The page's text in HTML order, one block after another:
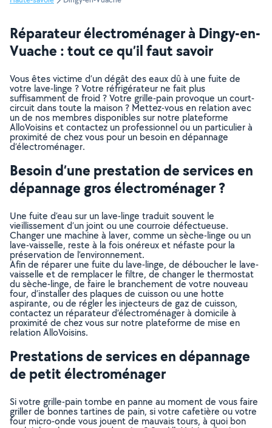
Réparateur électroménager à Dingy-en-
Vuache : tout ce qu’il faut savoir
Vous êtes victime d’un dégât des eaux dû à une fuite de
votre lave-linge ? Votre réfrigérateur ne fait plus
suffisamment de froid ? Votre grille-pain provoque un court-
circuit dans toute la maison ? Mettez-vous en relation avec
un de nos membres disponibles sur notre plateforme
AlloVoisins et contactez un professionnel ou un particulier à
proximité de chez vous pour un besoin en dépannage
d’électroménager.
Besoin d’une prestation de services en
dépannage gros électroménager ?
Une fuite d’eau sur un lave-linge traduit souvent le
vieillissement d’un joint ou une courroie défectueuse.
Changer une machine à laver, comme un sèche-linge ou un
lave-vaisselle, reste à la fois onéreux et néfaste pour la
préservation de l’environnement.
Afin de réparer une fuite du lave-linge, de déboucher le lave-
vaisselle et de remplacer le filtre, de changer le thermostat
du sèche-linge, de faire le branchement de votre nouveau
four, d’installer des plaques de cuisson ou une hotte
aspirante, ou de régler les injecteurs de gaz de cuisson,
contactez un réparateur d’électroménager à domicile à
proximité de chez vous sur notre plateforme de mise en
relation AlloVoisins.
Prestations de services en dépannage
de petit électroménager
Si votre grille-pain tombe en panne au moment de vous faire
griller de bonnes tartines de pain, si votre cafetière ou votre
four micro-onde vous jouent de mauvais tours, à quoi bon